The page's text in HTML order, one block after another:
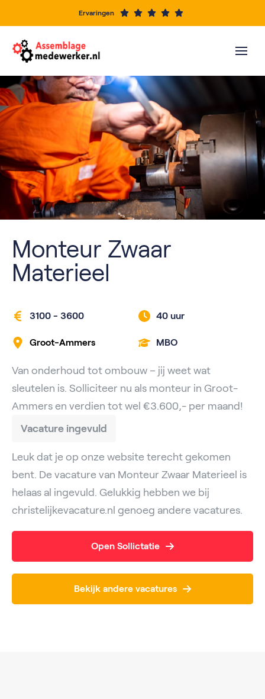
Ervaringen
Monteur Zwaar
Materieel
3100 - 3600 40 uur
Groot-Ammers MBO
Van onderhoud tot ombouw – jij weet wat
sleutelen is. Solliciteer nu als monteur in Groot-
Ammers en verdien tot wel €3.600,- per maand!
Vacature ingevuld
Leuk dat je op onze website terecht gekomen
bent. De vacature van Monteur Zwaar Materieel is
helaas al ingevuld. Gelukkig hebben we bij
christelijkevacature.nl genoeg andere vacatures.
Open Sollictatie
Bekijk andere vacatures